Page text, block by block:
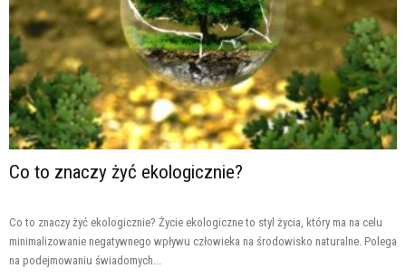
Co to znaczy żyć ekologicznie?
Co to znaczy żyć ekologicznie? Życie ekologiczne to styl życia, który ma na celu
minimalizowanie negatywnego wpływu człowieka na środowisko naturalne. Polega
na podejmowaniu świadomych...